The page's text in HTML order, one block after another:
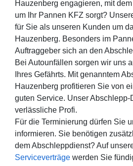
Hauzenberg engagieren, mit
um Ihr Pannen KFZ sorgt?
für Sie als unseren Kunden um
Hauzenberg. Besonders im
Auftraggeber sich an den
Bei Autounfällen sorgen wir uns
Ihres Gefährts. Mit genanntem
Hauzenberg profitieren Sie von
guten Service. Unser
verlässliche Profi.
Für die Terminierung dürfen Sie
informieren. Sie benötigen
dem Abschleppdienst? Auf
Serviceverträge werden Sie